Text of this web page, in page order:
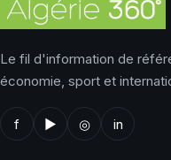
Le fil d'information de
économie, sport et
f ▶ ◎ in